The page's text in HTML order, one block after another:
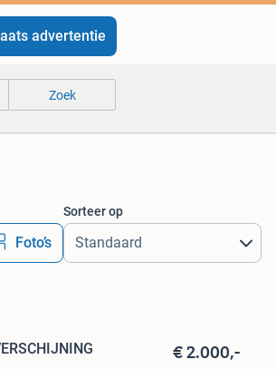
advertentie
Zoek
Foto’s
Sorteer op
€ 2.000,-